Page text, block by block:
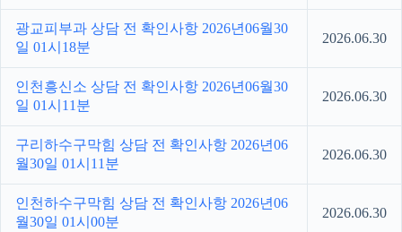
광교피부과 상담 전 확인사항 2026년06월30
일 01시18분
2026.06.30
인천흥신소 상담 전 확인사항 2026년06월30
일 01시11분
2026.06.30
구리하수구막힘 상담 전 확인사항 2026년06
월30일 01시11분
2026.06.30
인천하수구막힘 상담 전 확인사항 2026년06
월30일 01시00분
2026.06.30